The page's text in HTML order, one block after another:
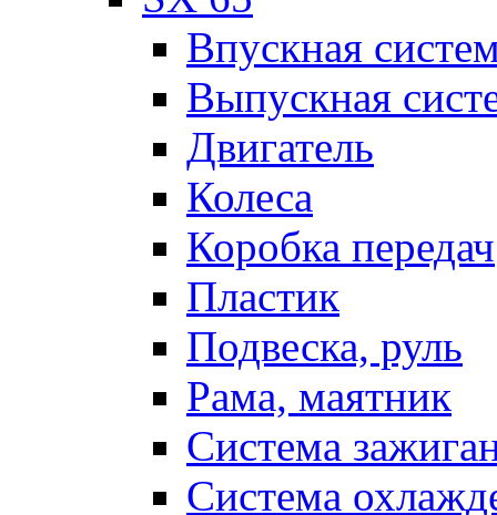
Впускная
Выпускная
Двигатель
Колеса
Коробка передач
Пластик
Подвеска, руль
Рама, маятник
Система
Система